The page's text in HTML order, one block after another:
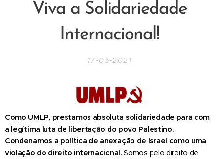
Viva a Solidariedade
Internacional!
17-05-2021
Como UMLP, prestamos absoluta solidariedade para com
a legítima luta de libertação do povo Palestino.
Condenamos a política de anexação de Israel como uma
violação do direito internacional. Somos pelo direito de